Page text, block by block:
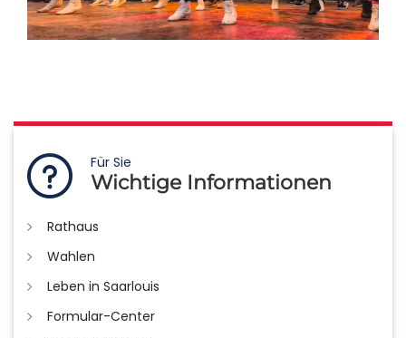
Für Sie
Wichtige Informationen
Rathaus
Wahlen
Leben in Saarlouis
Formular-Center